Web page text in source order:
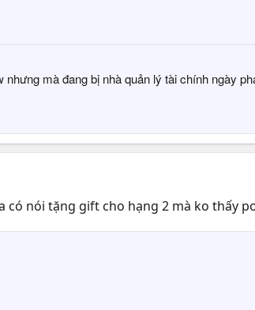
nhưng mà đang bị nhà quản lý tài chính ngày
có nói tặng gift cho hạng 2 mà ko thấy